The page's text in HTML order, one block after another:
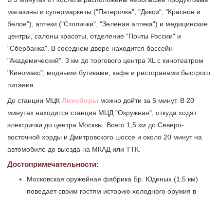
магазины и супермаркеты ("Пятерочка", "Дикси", "Красное и
белое"), аптеки ("Столички", "Зеленая аптека") и медицинские
центры, салоны красоты, отделение "Почты России" и
"Сбербанка". В соседнем дворе находится бассейн
"Академический". 3 км до торгового центра XL с кинотеатром
"Киномакс", модными бутиками, кафе и ресторанами быстрого
питания.
До станции МЦК Лихоборы можно дойти за 5 минут. В 20
минутах находится станция МЦД "Окружная", откуда ходят
электрички до центра Москвы. Всего 1,5 км до Северо-
восточной хорды и Дмитровского шоссе и около 20 минут на
автомобиле до выезда на МКАД или ТТК.
Достопримечательности:
Московская оружейная фабрика Бр. Юдиных (1,5 км)
поведает своим гостям историю холодного оружия в